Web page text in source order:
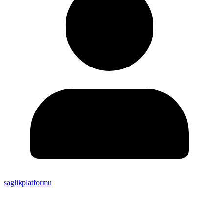
saglikplatformu